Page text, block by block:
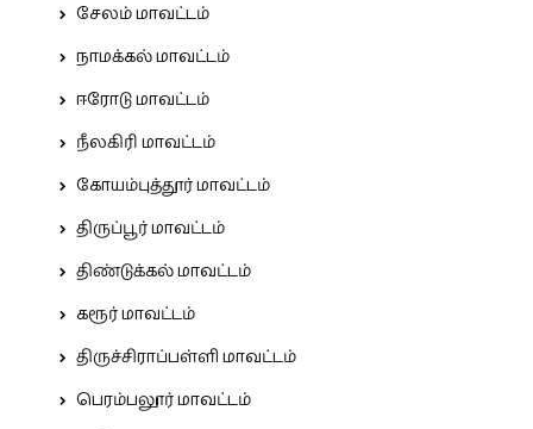
சேலம் மாவட்டம்
நாமக்கல் மாவட்டம்
ஈரோடு மாவட்டம்
நீலகிரி மாவட்டம்
கோயம்புத்தூர் மாவட்டம்
திருப்பூர் மாவட்டம்
திண்டுக்கல் மாவட்டம்
கரூர் மாவட்டம்
திருச்சிராப்பள்ளி மாவட்டம்
பெரம்பலூர் மாவட்டம்